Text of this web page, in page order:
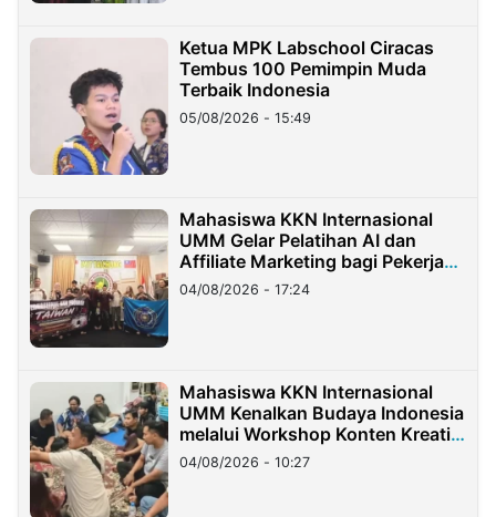
Ketua MPK Labschool Ciracas
Tembus 100 Pemimpin Muda
Terbaik Indonesia
05/08/2026 - 15:49
Mahasiswa KKN Internasional
UMM Gelar Pelatihan AI dan
Affiliate Marketing bagi Pekerja
Migran Indonesia di Taiwan
04/08/2026 - 17:24
Mahasiswa KKN Internasional
UMM Kenalkan Budaya Indonesia
melalui Workshop Konten Kreatif
di Taiwan
04/08/2026 - 10:27